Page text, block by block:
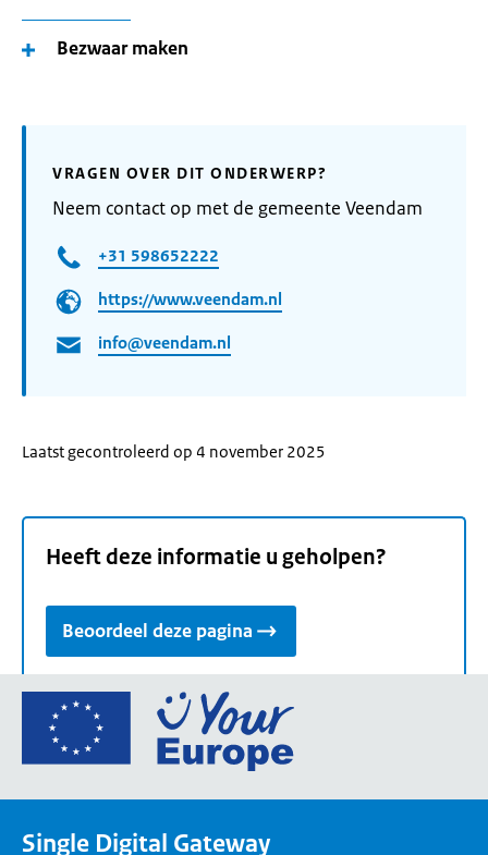
Bezwaar maken
VRAGEN OVER DIT ONDERWERP?
Neem contact op met de gemeente Veendam
+31 598652222
https://www.veendam.nl
info@veendam.nl
Laatst gecontroleerd op 4 november 2025
Heeft deze informatie u geholpen?
Beoordeel deze pagina
Ga
de
Single Digital Gateway